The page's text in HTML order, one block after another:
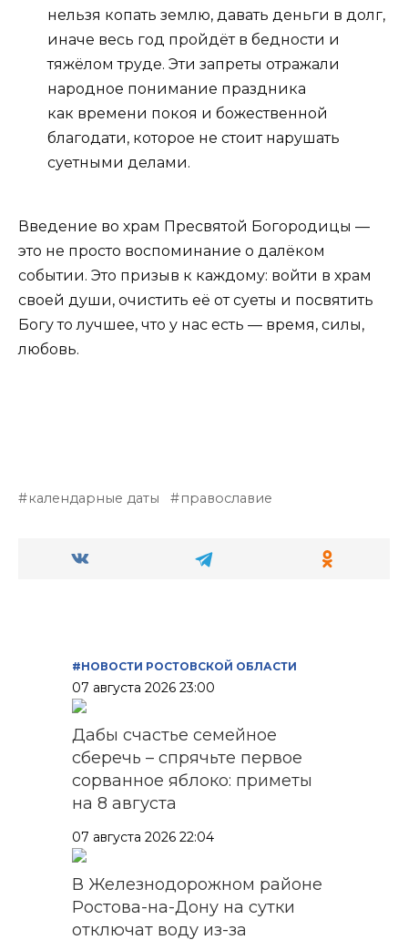
нельзя копать землю, давать деньги в долг,
иначе весь год пройдёт в бедности и
тяжёлом труде. Эти запреты отражали
народное понимание праздника
как времени покоя и божественной
благодати, которое не стоит нарушать
суетными делами.
Введение во храм Пресвятой Богородицы —
это не просто воспоминание о далёком
событии. Это призыв к каждому: войти в храм
своей души, очистить её от суеты и посвятить
Богу то лучшее, что у нас есть — время, силы,
любовь.
календарные даты православие
#НОВОСТИ РОСТОВСКОЙ ОБЛАСТИ
07 августа 2026 23:00
Дабы счастье семейное
сберечь – спрячьте первое
сорванное яблоко: приметы
на 8 августа
07 августа 2026 22:04
В Железнодорожном районе
Ростова-на-Дону на сутки
отключат воду из-за